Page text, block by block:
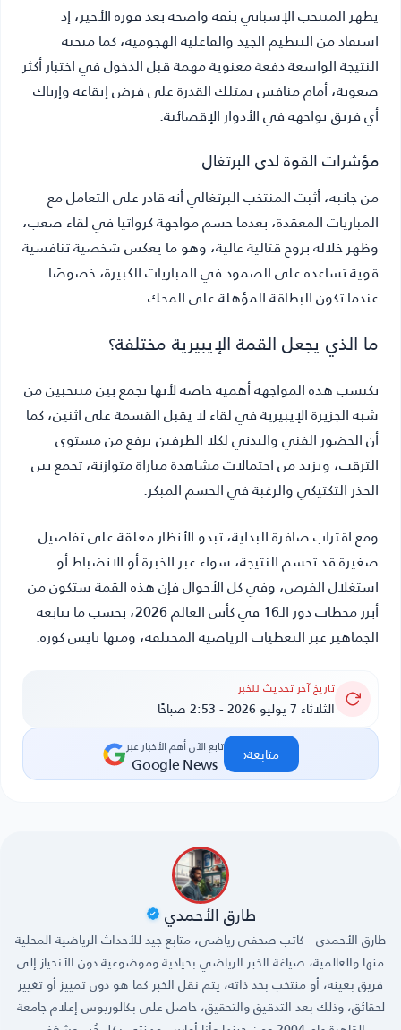
يظهر المنتخب الإسباني بثقة واضحة بعد فوزه الأخير، إذ
استفاد من التنظيم الجيد والفاعلية الهجومية، كما منحته
النتيجة الواسعة دفعة معنوية مهمة قبل الدخول في اختبار أكثر
صعوبة، أمام منافس يمتلك القدرة على فرض إيقاعه وإرباك
أي فريق يواجهه في الأدوار الإقصائية.
مؤشرات القوة لدى البرتغال
من جانبه، أثبت المنتخب البرتغالي أنه قادر على التعامل مع
المباريات المعقدة، بعدما حسم مواجهة كرواتيا في لقاء صعب،
وظهر خلاله بروح قتالية عالية، وهو ما يعكس شخصية تنافسية
قوية تساعده على الصمود في المباريات الكبيرة، خصوصًا
عندما تكون البطاقة المؤهلة على المحك.
ما الذي يجعل القمة الإيبيرية مختلفة؟
تكتسب هذه المواجهة أهمية خاصة لأنها تجمع بين منتخبين من
شبه الجزيرة الإيبيرية في لقاء لا يقبل القسمة على اثنين، كما
أن الحضور الفني والبدني لكلا الطرفين يرفع من مستوى
الترقب، ويزيد من احتمالات مشاهدة مباراة متوازنة، تجمع بين
الحذر التكتيكي والرغبة في الحسم المبكر.
ومع اقتراب صافرة البداية، تبدو الأنظار معلقة على تفاصيل
صغيرة قد تحسم النتيجة، سواء عبر الخبرة أو الانضباط أو
استغلال الفرص، وفي كل الأحوال فإن هذه القمة ستكون من
أبرز محطات دور الـ16 في كأس العالم 2026، بحسب ما تتابعه
الجماهير عبر التغطيات الرياضية المختلفة، ومنها نايس كورة.
تاريخ آخر تحديث للخبر
الثلاثاء 7 يوليو 2026 - 2:53 صباحًا
تابع الآن أهم الأخبار عبر
Google News متابعة‹
طارق الأحمدي
طارق الأحمدي - كاتب صحفي رياضي، متابع جيد للأحداث الرياضية المحلية
منها والعالمية، صياغة الخبر الرياضي بحيادية وموضوعية دون الأنحياز إلى
فريق بعينه، أو منتخب بحد ذاته، يتم نقل الخبر كما هو دون تمييز أو تغيير
لحقائق، وذلك بعد التدقيق والتحقيق، حاصل على بكالوريوس إعلام جامعة